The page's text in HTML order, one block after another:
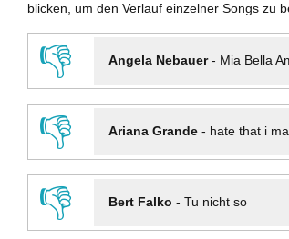
blicken, um den Verlauf einzelner Songs zu
👎 Angela Nebauer- Mia Bella
👎
Ariana Grande- hate that i
👎
Bert Falko - Tu nicht so